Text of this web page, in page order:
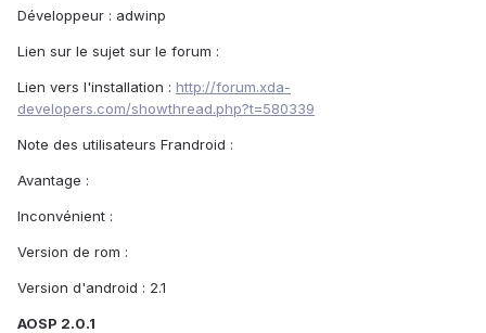
Développeur : adwinp
Lien sur le sujet sur le forum :
Lien vers l'installation : http://forum.xda-
developers.com/showthread.php?t=580339
Note des utilisateurs Frandroid :
Avantage :
Inconvénient :
Version de rom :
Version d'android : 2.1
AOSP 2.0.1